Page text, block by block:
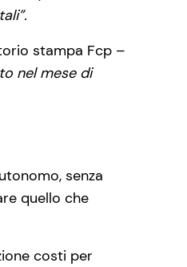
stampa Fcp –
nel mese di
senza
quello che
costi per